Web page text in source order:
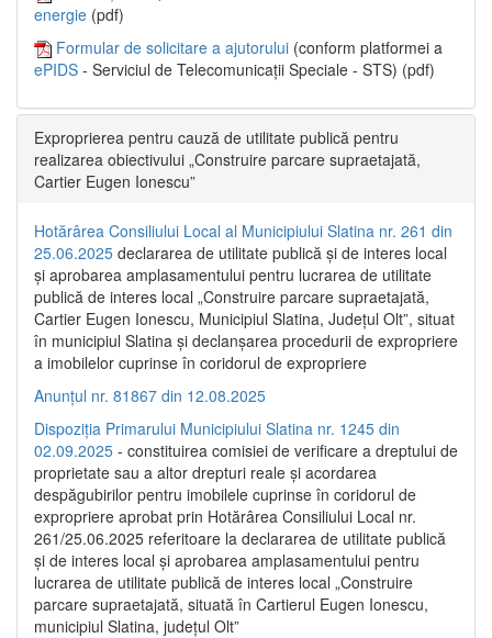
energie (pdf)
Formular de solicitare a ajutorului (conform platformei a
ePIDS - Serviciul de Telecomunicații Speciale - STS) (pdf)
Exproprierea pentru cauză de utilitate publică pentru
realizarea obiectivului „Construire parcare supraetajată,
Cartier Eugen Ionescu”
Hotărârea Consiliului Local al Municipiului Slatina nr. 261 din
25.06.2025 declararea de utilitate publică și de interes local
și aprobarea amplasamentului pentru lucrarea de utilitate
publică de interes local „Construire parcare supraetajată,
Cartier Eugen Ionescu, Municipiul Slatina, Județul Olt”, situat
în municipiul Slatina și declanșarea procedurii de expropriere
a imobilelor cuprinse în coridorul de expropriere
Anunțul nr. 81867 din 12.08.2025
Dispoziția Primarului Municipiului Slatina nr. 1245 din
02.09.2025 - constituirea comisiei de verificare a dreptului de
proprietate sau a altor drepturi reale și acordarea
despăgubirilor pentru imobilele cuprinse în coridorul de
expropriere aprobat prin Hotărârea Consiliului Local nr.
261/25.06.2025 referitoare la declararea de utilitate publică
și de interes local și aprobarea amplasamentului pentru
lucrarea de utilitate publică de interes local „Construire
parcare supraetajată, situată în Cartierul Eugen Ionescu,
municipiul Slatina, județul Olt”